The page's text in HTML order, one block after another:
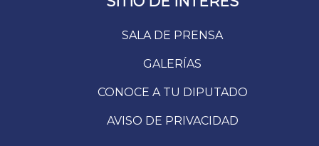
SALA DE PRENSA
GALERÍAS
CONOCE A TU DIPUTADO
AVISO DE PRIVACIDAD